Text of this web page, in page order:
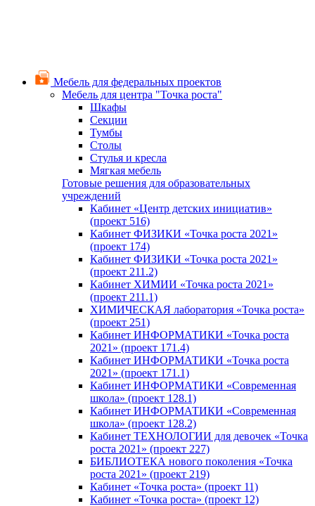
Мебель для федеральных проектов
Мебель для центра "Точка роста"
Шкафы
Секции
Тумбы
Столы
Стулья и кресла
Мягкая мебель
Готовые решения для образовательных
учреждений
Кабинет «Центр детских инициатив»
(проект 516)
Кабинет ФИЗИКИ «Точка роста 2021»
(проект 174)
Кабинет ФИЗИКИ «Точка роста 2021»
(проект 211.2)
Кабинет ХИМИИ «Точка роста 2021»
(проект 211.1)
ХИМИЧЕСКАЯ лаборатория «Точка роста»
(проект 251)
Кабинет ИНФОРМАТИКИ «Точка роста
2021» (проект 171.4)
Кабинет ИНФОРМАТИКИ «Точка роста
2021» (проект 171.1)
Кабинет ИНФОРМАТИКИ «Современная
школа» (проект 128.1)
Кабинет ИНФОРМАТИКИ «Современная
школа» (проект 128.2)
Кабинет ТЕХНОЛОГИИ для девочек «Точка
роста 2021» (проект 227)
БИБЛИОТЕКА нового поколения «Точка
роста 2021» (проект 219)
Кабинет «Точка роста» (проект 11)
Кабинет «Точка роста» (проект 12)